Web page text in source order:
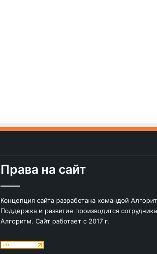
Права на сайт
Концепция сайта разработана командой
Поддержка и развитие производится
Алгоритм. Сайт работает с 2017 г.